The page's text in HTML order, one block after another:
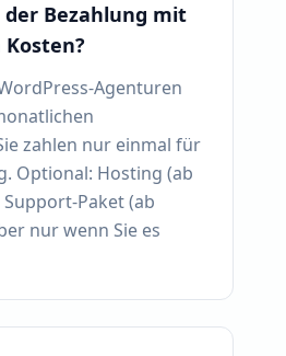
der Bezahlung mit
Agenturen
zahlen nur einmal für
Optional: Hosting (ab
Paket (ab
nur wenn Sie es